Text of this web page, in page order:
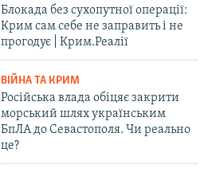
Блокада без сухопутної операції:
Крим сам себе не заправить і не
прогодує | Крим.Реалії
ВІЙНА ТА КРИМ
Російська влада обіцяє закрити
морський шлях українським
БпЛА до Севастополя. Чи реально
це?